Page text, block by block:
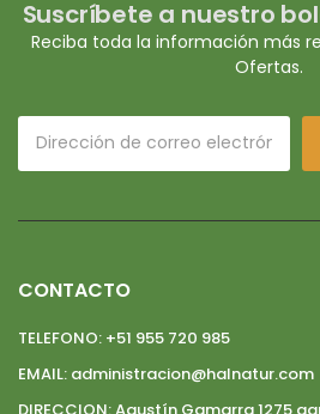
Suscríbete a nuestro
Reciba toda la información más
Ofertas.
CONTACTO
TELEFONO: +51 955 720 985
EMAIL: administracion@halnatur.com